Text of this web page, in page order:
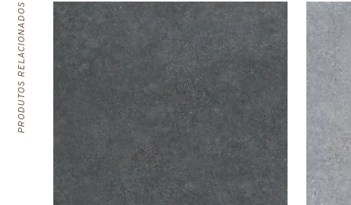
PRODUTOS RELACIONADOS